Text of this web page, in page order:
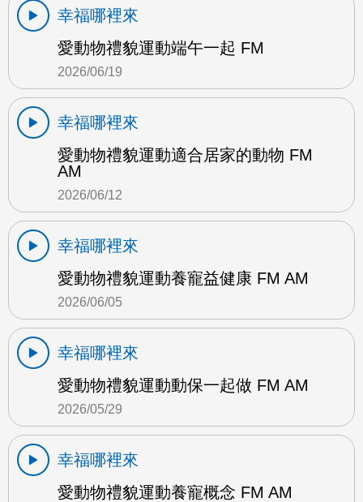
幸福哪裡來
愛動物禮貌運動端午一起 FM
2026/06/19
幸福哪裡來
愛動物禮貌運動適合居家的動物 FM
AM
2026/06/12
幸福哪裡來
愛動物禮貌運動養寵益健康 FM AM
2026/06/05
幸福哪裡來
愛動物禮貌運動動保一起做 FM AM
2026/05/29
幸福哪裡來
愛動物禮貌運動養寵概念 FM AM